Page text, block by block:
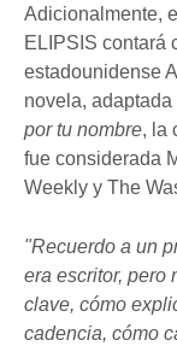
Adicionalmente,
ELIPSIS contará
estadounidense
novela,
por tu nombre, la
fue considerada
Weekly y The
"Recuerdo a un
era escritor, pero
clave, cómo
cadencia, cómo